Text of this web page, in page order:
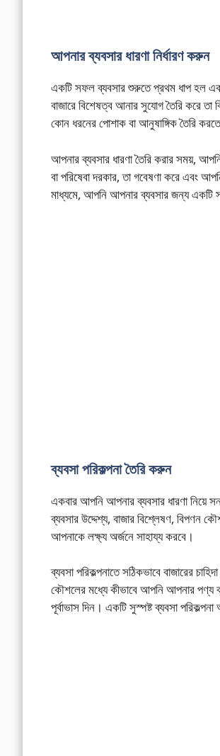
আপনার ব্যবসার ধারণা নির্ধারণ করুন
একটি সফল ব্যবসার শুরুতে প্রথম ধাপ হল
বাজারে বিশেষত্ব আনার সুযোগ তৈরি করে
কোন ধরনের পোশাক বা আনুষাঙ্গিক তৈরি
আপনার ব্যবসার ধারণা তৈরি করার সময়,
বা পরিষেবা দরকার, তা গবেষণা করে এবং
মাধ্যমে, আপনি আপনার ব্যবসার জন্য একটি
ব্যবসা পরিকল্পনা তৈরি করুন
একবার আপনি আপনার ব্যবসার ধারণা নিয়ে
ব্যবসার উদ্দেশ্য, বাজার বিশ্লেষণ, বিপণন
আপনাকে লক্ষ্য অর্জনে সাহায্য করবে।
ব্যবসা পরিকল্পনাতে সঠিকভাবে বাজারের
কৌশলের মধ্যে কীভাবে আপনি আপনার পণ্য
পূর্বাভাস দিন। একটি সুস্পষ্ট ব্যবসা